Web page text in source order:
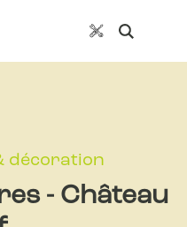
décoration
- Château